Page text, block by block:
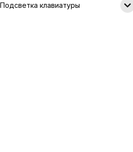
Подсветка клавиатуры